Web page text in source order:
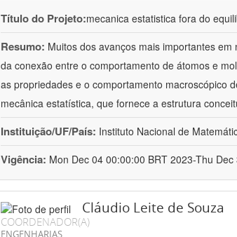
Título do Projeto:mecanica estatistica fora do
Resumo: Muitos dos avanços mais importantes
da conexão entre o comportamento de átomos e
as propriedades e o comportamento macroscópico
mecânica estatística, que fornece a estrutura
Instituição/UF/País: Instituto Nacional de
Vigência: Mon Dec 04 00:00:00 BRT 2023-Thu
Cláudio Leite de Souza
COORDENADOR(A)
ENGENHARIAS